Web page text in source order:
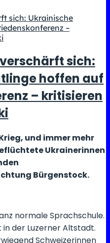
sich:
hoffen auf
– kritisieren
und immer mehr
Ukrainerinnen
Bürgenstock.
normale Sprachschule.
in der Luzerner Altstadt.
Schweizerinnen